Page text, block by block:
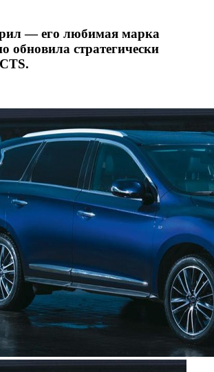
— его любимая марка
обновила стратегически